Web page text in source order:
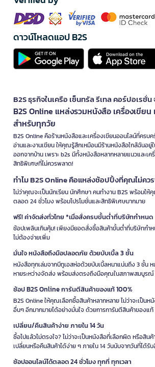
ดาวน์โหลดแอป B2S
B2S ธุรกิจในเครือ เซ็นทรัล รีเทล คอร์ปอเรชั่
B2S Online แหล่งรวมหนังสือ เครื่องเขียน
สำหรับทุกวัย
B2S Online คือร้านหนังสือและเครื่องเขียนออนไลน์ที่ครบ
อ่านและงานเขียน ให้คุณรู้สึกเหมือนมีร้านหนังสือใกล้ฉันอยู่
ออกจากบ้าน เพราะ b2s มีทั้งหนังสือหลากหลายแนวและ
สิทธิพิเศษที่ไม่ควรพลาด!
ทำไม B2S Online คือแหล่งช้อปปิ้งที่คุณไม่คว
ไม่ว่าคุณจะเป็นนักเรียน นักศึกษา คนทำงาน B2S พร้อมใ
ตลอด 24 ชั่วโมง พร้อมโปรโมชั่นและสิทธิพิเศษมากมาย
ฟรี! ค่าจัดส่งทั่วไทย *เมื่อสั่งครบขั้นต่ำที่บริษัทกำหนด
ช้อปเพลินเกินคุ้ม! เพียงมียอดสั่งซื้อสินค้าขั้นต่ำที่บริษัทกำ
ไม่ต้องจ่ายเพิ่ม
มั่นใจ หนังสือถึงมือปลอดภัย ด้วยบับเบิ้ล 3 ชั้น
หนังสือทุกเล่มจากบีทูเอสห่อด้วยบับเบิ้ลหนาแน่นถึง 3 ชั้น ห
หายระหว่างจัดส่ง พร้อมส่งตรงถึงมือคุณในสภาพสมบูรณ์
ช้อป B2S Online การันตีสินค้าของแท้ 100%
B2S Online ให้คุณเลือกซื้อสินค้าหลากหลาย ไม่ว่าจะเป็นห
อื่นๆ อีกมากมายได้อย่างมั่นใจ ด้วยการการันตีสินค้าของแ
เปลี่ยน/คืนสินค้าง่าย ภายใน 14 วัน
ซื้อไปแล้วไม่ตรงใจ? ไม่ว่าจะเป็นหนังสือที่เลือกผิด หรือสิ
เปลี่ยนหรือคืนสินค้าได้ง่าย ๆ ภายใน 14 วันนับจากวันที่ได้รั
ช้อปออนไลน์ได้ตลอด 24 ชั่วโมง ทุกที่ ทุกเวลา